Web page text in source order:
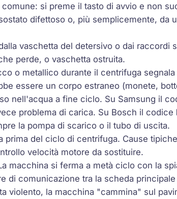
si preme il tasto di avvio e non
difettoso o, più semplicemente, da
vaschetta del detersivo o dai raccordi
perde, o vaschetta ostruita.
o metallico durante il centrifuga
essere un corpo estraneo (monete,
nell'acqua a fine ciclo. Su Samsung il
problema di carica. Su Bosch il codice
la pompa di scarico o il tubo di uscita.
del ciclo di centrifuga. Cause
velocità motore da sostituire.
macchina si ferma a metà ciclo con la
di comunicazione tra la scheda
violento, la macchina "cammina" sul